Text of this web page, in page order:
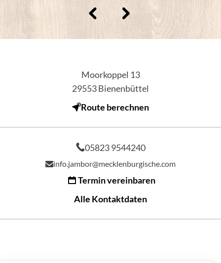
Moorkoppel 13
29553Bienenbüttel
Route berechnen
05823 9544240
info.jambor@mecklenburgische.com
Termin vereinbaren
Alle Kontaktdaten